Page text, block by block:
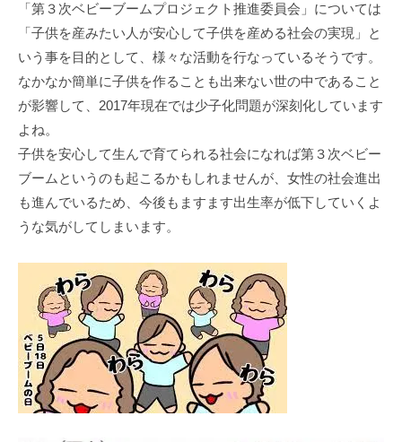
「第３次ベビーブームプロジェクト推進委員会」については
「⼦供を産みたい⼈が安⼼して⼦供を産める社会の実現」と
いう事を⽬的として、様々な活動を⾏なっているそうです。
なかなか簡単に⼦供を作ることも出来ない世の中であること
が影響して、2017年現在では少⼦化問題が深刻化しています
よね。
⼦供を安⼼して⽣んで育てられる社会になれば第３次ベビー
ブームというのも起こるかもしれませんが、⼥性の社会進出
も進んでいるため、今後もますます出⽣率が低下していくよ
うな気がしてしまいます。